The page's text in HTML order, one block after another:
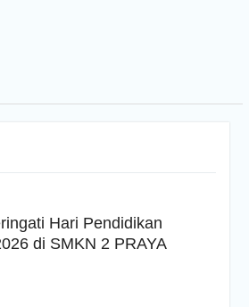
Hari Pendidikan
di SMKN 2 PRAYA